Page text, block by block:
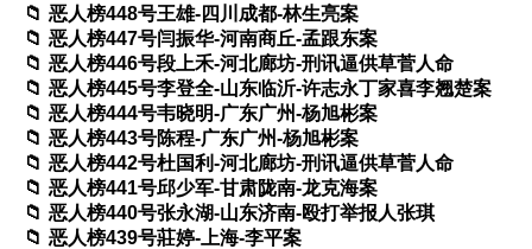
恶人榜448号王雄-四川成都-林生亮案
恶人榜447号闫振华-河南商丘-孟跟东案
恶人榜446号段上禾-河北廊坊-刑讯逼供草菅人命
恶人榜445号李登全-山东临沂-许志永丁家喜李翘楚案
恶人榜444号韦晓明-广东广州-杨旭彬案
恶人榜443号陈程-广东广州-杨旭彬案
恶人榜442号杜国利-河北廊坊-刑讯逼供草菅人命
恶人榜441号邱少军-甘肃陇南-龙克海案
恶人榜440号张永湖-山东济南-殴打举报人张琪
恶人榜439号莊婷-上海-李平案